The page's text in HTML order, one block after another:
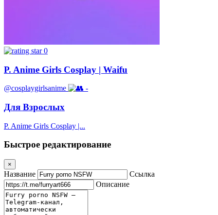
0
P. Anime Girls Cosplay | Waifu
@cosplaygirlsanime -
Для Взрослых
P. Anime Girls Cosplay |...
Быстрое редактирование
×
Название
Ссылка
Описание